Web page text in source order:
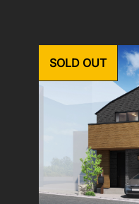
SOLD OUT